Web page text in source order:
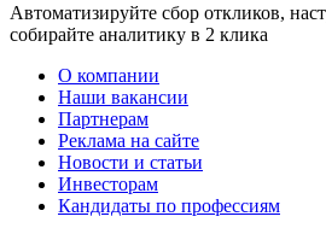
Автоматизируйте сбор откликов,
собирайте аналитику в 2 клика
О компании
Наши вакансии
Партнерам
Реклама на сайте
Новости и статьи
Инвесторам
Кандидаты по профессиям